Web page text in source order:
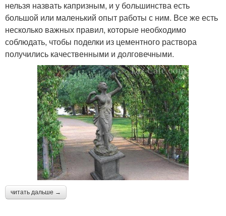
нельзя назвать капризным, и у большинства есть
большой или маленький опыт работы с ним. Все же есть
несколько важных правил, которые необходимо
соблюдать, чтобы поделки из цементного раствора
получились качественными и долговечными.
читать дальше →